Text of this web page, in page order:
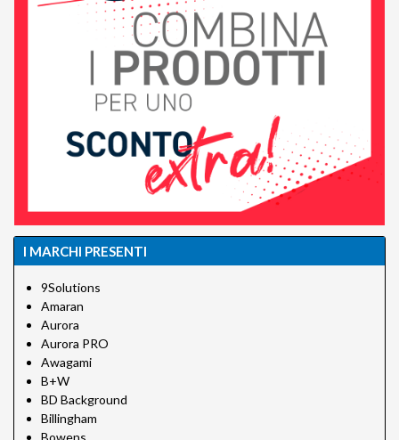
I MARCHI PRESENTI
9Solutions
Amaran
Aurora
Aurora PRO
Awagami
B+W
BD Background
Billingham